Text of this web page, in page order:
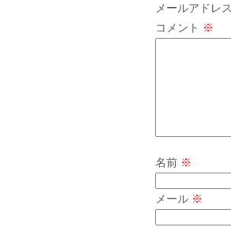
メールアドレ
コメント ※
名前 ※
メール ※